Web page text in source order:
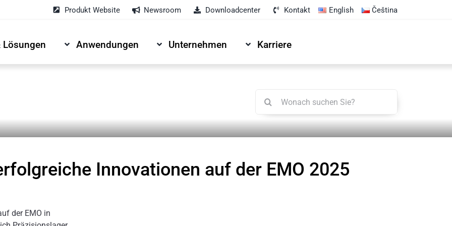
Produkt Website Newsroom Downloadcenter Kontakt English Čeština
Lösungen Anwendungen Unternehmen Karriere
nach:
Innovationen auf der EMO 2025
der EMO in